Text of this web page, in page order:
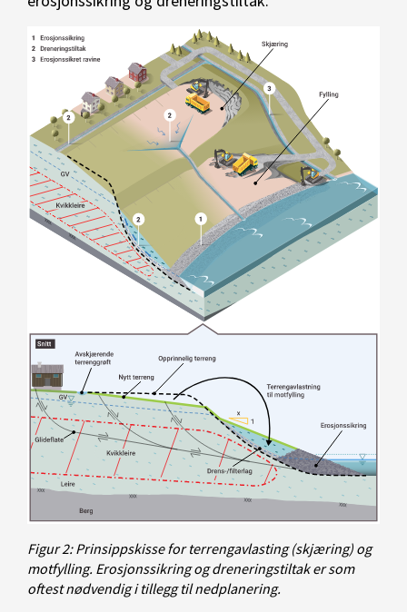
Figur 2: Prinsippskisse for terrengavlasting (skjæring) og
motfylling. Erosjonssikring og dreneringstiltak er som
oftest nødvendig i tillegg til nedplanering.